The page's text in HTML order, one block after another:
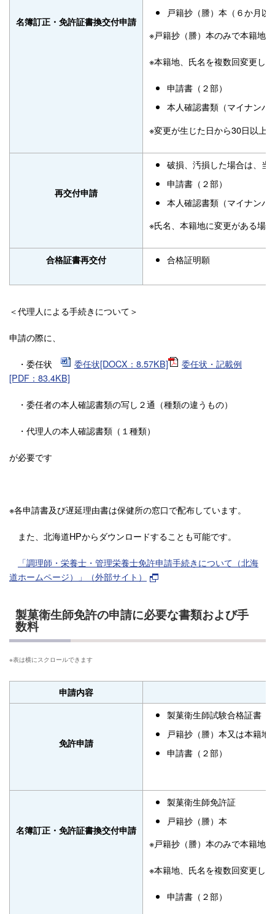
名簿訂正・免許証書換交付申請
戸籍抄（謄）本（６か月以
※戸籍抄（謄）本のみで本籍地
※本籍地、氏名を複数回変更し
申請書（２部）
本人確認書類（マイナンバ
※変更が生じた日から30日以上
再交付申請
破損、汚損した場合は、当
申請書（２部）
本人確認書類（マイナンバ
※氏名、本籍地に変更がある場
合格証書再交付 合格証明願
＜代理人による手続きについて＞
申請の際に、
・委任状 委任状[DOCX：8.57KB]
委任状・記載例
[PDF：83.4KB]
・委任者の本人確認書類の写し２通（種類の違うもの）
・代理人の本人確認書類（１種類）
が必要です
※各申請書及び遅延理由書は保健所の窓口で配布しています。
また、北海道HPからダウンロードすることも可能です。
「調理師・栄養士・管理栄養士免許申請手続きについて（北海
道ホームページ）」（外部サイト）
製菓衛生師免許の申請に必要な書類および手
数料
申請内容
免許申請
製菓衛生師試験合格証書
戸籍抄（謄）本又は本籍地
申請書（２部）
名簿訂正・免許証書換交付申請
製菓衛生師免許証
戸籍抄（謄）本
※戸籍抄（謄）本のみで本籍地
※本籍地、氏名を複数回変更し
申請書（２部）